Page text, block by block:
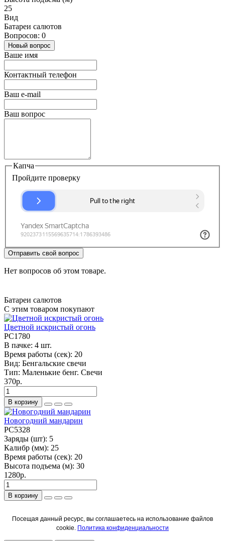
25
Вид
Батареи салютов
Вопросов: 0
Новый вопрос
Ваше имя
Контактный телефон
Ваш e-mail
Ваш вопрос
Капча
Пройдите проверку
Отправить свой вопрос
Нет вопросов об этом товаре.
Батареи салютов
С этим товаром покупают
Цветной искристый огонь
РС1780
В пачке: 4 шт.
Время работы (сек): 20
Вид: Бенгальские свечи
Тип: Маленькие бенг. Свечи
370р.
В корзину
Новогодний мандарин
РС5328
Заряды (шт): 5
Калибр (мм): 25
Время работы (сек): 20
Высота подъема (м): 30
1280р.
В корзину
Посещая данный ресурс, вы соглашаетесь на использование файлов
cookie. Политика конфиденциальности